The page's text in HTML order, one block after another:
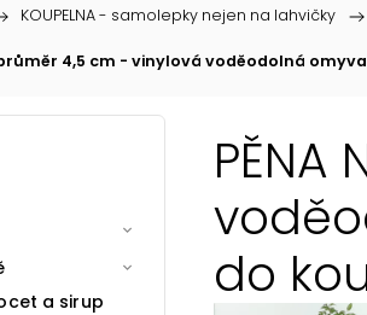
KOUPELNA - samolepky nejen na lahvičky /
průměr 4,5 cm - vinylová voděodolná
a sirup
do